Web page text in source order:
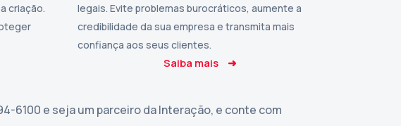
criação.
legais. Evite problemas burocráticos, aumente a
credibilidade da sua empresa e transmita mais
confiança aos seus clientes.
Saiba mais ➜
6100 e seja um parceiro da Interação, e conte com